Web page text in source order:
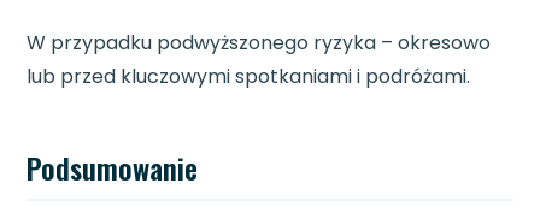
W przypadku podwyższonego ryzyka – okresowo
lub przed kluczowymi spotkaniami i podróżami.
Podsumowanie